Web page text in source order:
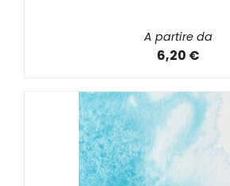
A partire da
6,20 €